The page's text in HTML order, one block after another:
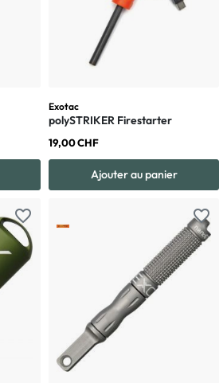
Exotac
polySTRIKER Firestarter
19,00 CHF
Ajouter au panier
favorite_border favorite_border